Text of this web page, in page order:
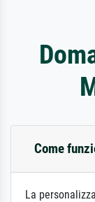
Come
La